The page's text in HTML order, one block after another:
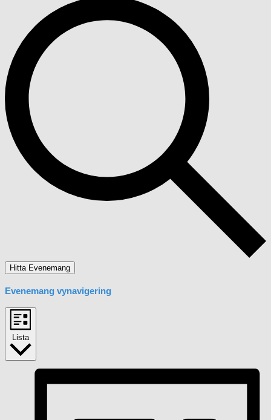
Hitta Evenemang
Evenemang vynavigering
Lista